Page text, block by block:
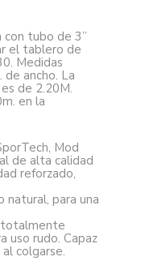
tubo de 3”
el tablero de
Medidas
ancho. La
de 2.20M.
en la
Mod
de alta calidad
reforzado,
natural, para una
totalmente
uso rudo. Capaz
colgarse.